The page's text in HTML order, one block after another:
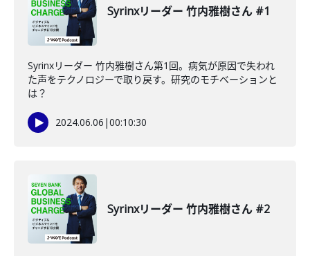
Syrinxリーダー 竹内雅樹さん #1
Syrinxリーダー 竹内雅樹さん第1回。病気が原因で失われ
た声をテクノロジーで取り戻す。研究のモチベーションと
は？
2024.06.06 |00:10:30
Syrinxリーダー 竹内雅樹さん #2